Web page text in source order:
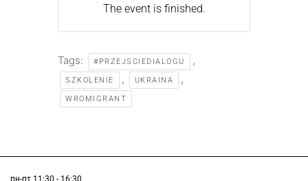
The event is finished.
Tags: #PRZEJSCIEDIALOGU ,
SZKOLENIE , UKRAINA ,
WROMIGRANT
пн-пт 11:30 - 16:30